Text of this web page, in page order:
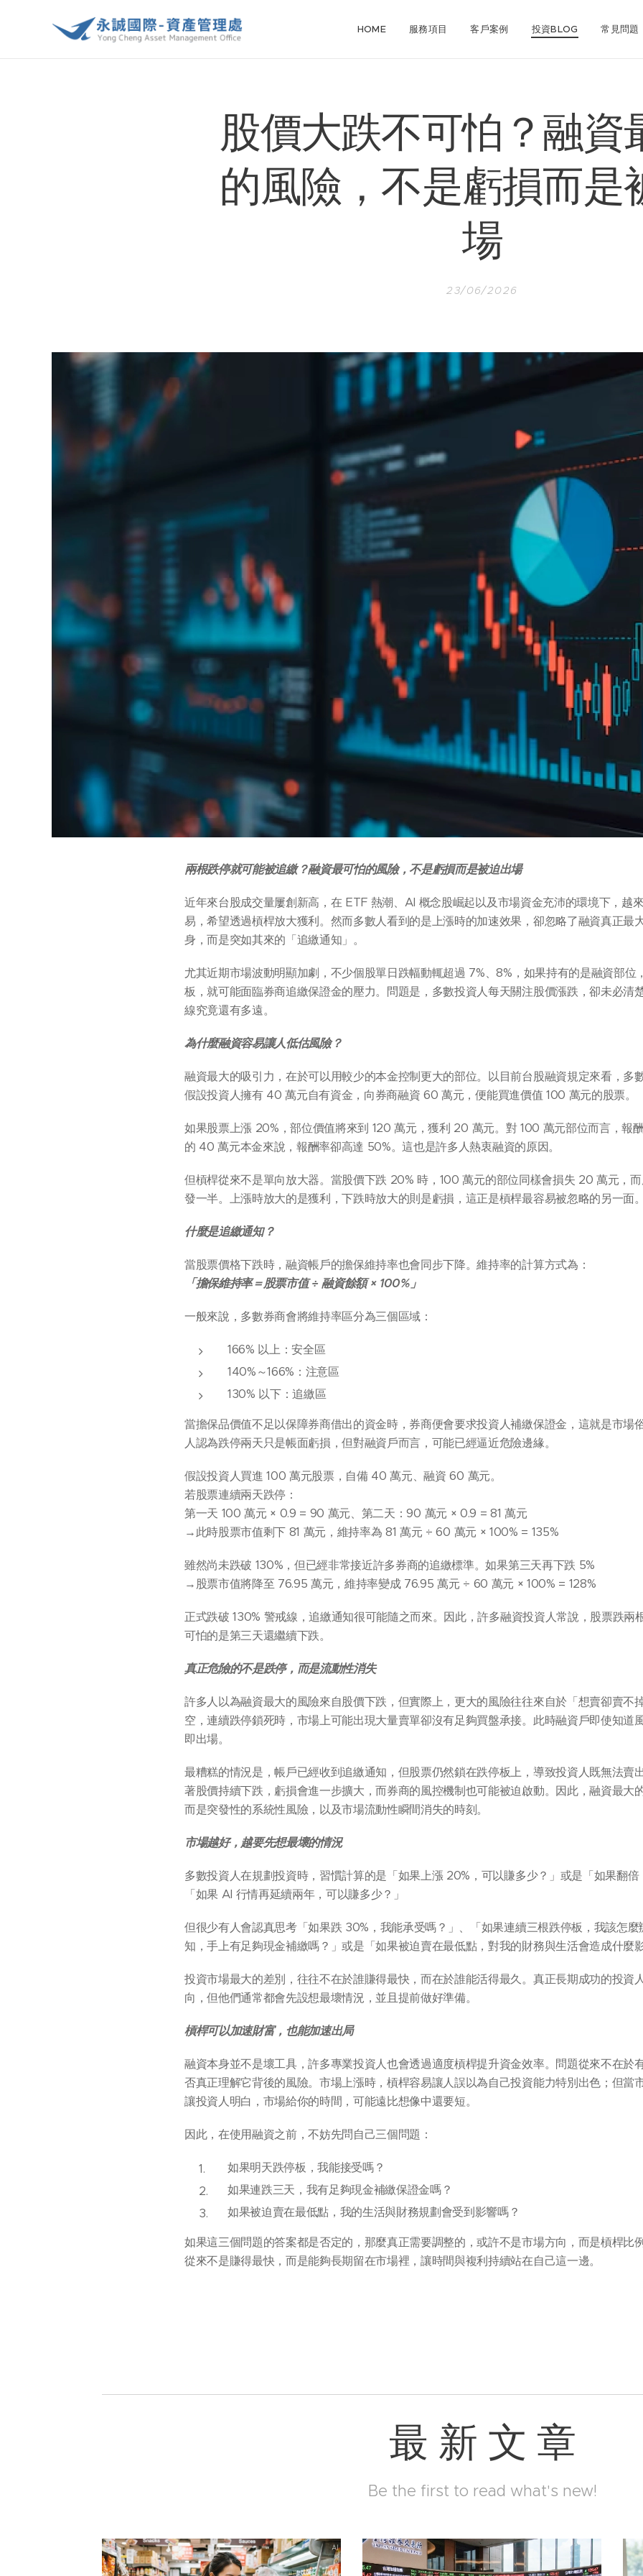
HOME 服務項目 客戶案例 投資BLOG 常見問題
股價大跌不可怕？融資
的風險，不是虧損而是
場
23/06/2026
兩根跌停就可能被追繳？融資最可怕的風險，不是虧損而是被迫出場
近年來台股成交量屢創新高，在 ETF 熱潮、AI 概念股崛起以及市場資金充沛的環境下，越
易，希望透過槓桿放大獲利。然而多數人看到的是上漲時的加速效果，卻忽略了融資真正最
身，而是突如其來的「追繳通知」。
尤其近期市場波動明顯加劇，不少個股單日跌幅動輒超過 7%、8%，如果持有的是融資部位
板，就可能面臨券商追繳保證金的壓力。問題是，多數投資人每天關注股價漲跌，卻未必清
線究竟還有多遠。
為什麼融資容易讓人低估風險？
融資最大的吸引力，在於可以用較少的本金控制更大的部位。以目前台股融資規定來看，多
假設投資人擁有 40 萬元自有資金，向券商融資 60 萬元，便能買進價值 100 萬元的股票。
如果股票上漲 20%，部位價值將來到 120 萬元，獲利 20 萬元。對 100 萬元部位而言，報
的 40 萬元本金來說，報酬率卻高達 50%。這也是許多人熱衷融資的原因。
但槓桿從來不是單向放大器。當股價下跌 20% 時，100 萬元的部位同樣會損失 20 萬元，
發一半。上漲時放大的是獲利，下跌時放大的則是虧損，這正是槓桿最容易被忽略的另一面。
什麼是追繳通知？
當股票價格下跌時，融資帳戶的擔保維持率也會同步下降。維持率的計算方式為：
「擔保維持率＝股票市值 ÷ 融資餘額 × 100%」
一般來說，多數券商會將維持率區分為三個區域：
166% 以上：安全區
140%～166%：注意區
130% 以下：追繳區
當擔保品價值不足以保障券商借出的資金時，券商便會要求投資人補繳保證金，這就是市場
人認為跌停兩天只是帳面虧損，但對融資戶而言，可能已經逼近危險邊緣。
假設投資人買進 100 萬元股票，自備 40 萬元、融資 60 萬元。
若股票連續兩天跌停：
第一天 100 萬元 × 0.9 = 90 萬元、第二天：90 萬元 × 0.9 = 81 萬元
→此時股票市值剩下 81 萬元，維持率為 81 萬元 ÷ 60 萬元 × 100% = 135%
雖然尚未跌破 130%，但已經非常接近許多券商的追繳標準。如果第三天再下跌 5%
→股票市值將降至 76.95 萬元，維持率變成 76.95 萬元 ÷ 60 萬元 × 100% = 128%
正式跌破 130% 警戒線，追繳通知很可能隨之而來。因此，許多融資投資人常說，股票跌兩
可怕的是第三天還繼續下跌。
真正危險的不是跌停，而是流動性消失
許多人以為融資最大的風險來自股價下跌，但實際上，更大的風險往往來自於「想賣卻賣不
空，連續跌停鎖死時，市場上可能出現大量賣單卻沒有足夠買盤承接。此時融資戶即使知道
即出場。
最糟糕的情況是，帳戶已經收到追繳通知，但股票仍然鎖在跌停板上，導致投資人既無法賣
著股價持續下跌，虧損會進一步擴大，而券商的風控機制也可能被迫啟動。因此，融資最大
而是突發性的系統性風險，以及市場流動性瞬間消失的時刻。
市場越好，越要先想最壞的情況
多數投資人在規劃投資時，習慣計算的是「如果上漲 20%，可以賺多少？」或是「如果翻
「如果 AI 行情再延續兩年，可以賺多少？」
但很少有人會認真思考「如果跌 30%，我能承受嗎？」、「如果連續三根跌停板，我該怎
知，手上有足夠現金補繳嗎？」或是「如果被迫賣在最低點，對我的財務與生活會造成什麼影
投資市場最大的差別，往往不在於誰賺得最快，而在於誰能活得最久。真正長期成功的投資
向，但他們通常都會先設想最壞情況，並且提前做好準備。
槓桿可以加速財富，也能加速出局
融資本身並不是壞工具，許多專業投資人也會透過適度槓桿提升資金效率。問題從來不在於
否真正理解它背後的風險。市場上漲時，槓桿容易讓人誤以為自己投資能力特別出色；但當
讓投資人明白，市場給你的時間，可能遠比想像中還要短。
因此，在使用融資之前，不妨先問自己三個問題：
如果明天跌停板，我能接受嗎？
如果連跌三天，我有足夠現金補繳保證金嗎？
如果被迫賣在最低點，我的生活與財務規劃會受到影響嗎？
如果這三個問題的答案都是否定的，那麼真正需要調整的，或許不是市場方向，而是槓桿比
從來不是賺得最快，而是能夠長期留在市場裡，讓時間與複利持續站在自己這一邊。
最 新 文 章
Be the first to read what's new!